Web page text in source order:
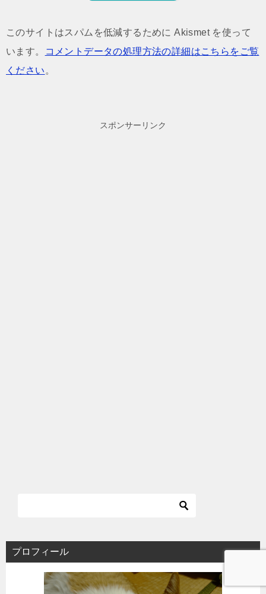
このサイトはスパムを低減するために Akismet を使って
います。
コメントデータの処理方法の詳細はこちらをご覧
ください 。
スポンサーリンク
プロフィール